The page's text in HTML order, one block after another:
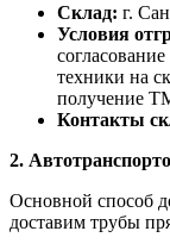
Склад: г.
Условия
техники на
получение
Контакты
2.
Основной способ
доставим трубы